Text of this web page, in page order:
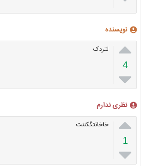
نویسنده

4

لتردک
نظری ندارم

1

خاخانتگکننت